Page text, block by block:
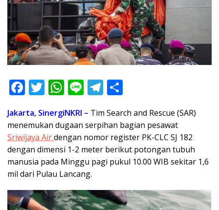
F
e
b
o
o
k
T
itt
er
W
at
s
A
p
p
Li
e
T
e
gr
a
m
ar
e
Jakarta, SinergiNKRI – Tim Search and Rescue (SAR)
menemukan dugaan serpihan bagian pesawat
Sriwijaya Airdengan nomor register PK-CLC SJ 182
dengan dimensi 1-2 meter berikut potongan tubuh
manusia pada Minggu pagi pukul 10.00 WIB sekitar 1,6
mil dari Pulau Lancang.